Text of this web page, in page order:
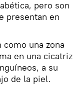
pero son
presentan en
una zona
en una cicatriz
a su
de la piel.